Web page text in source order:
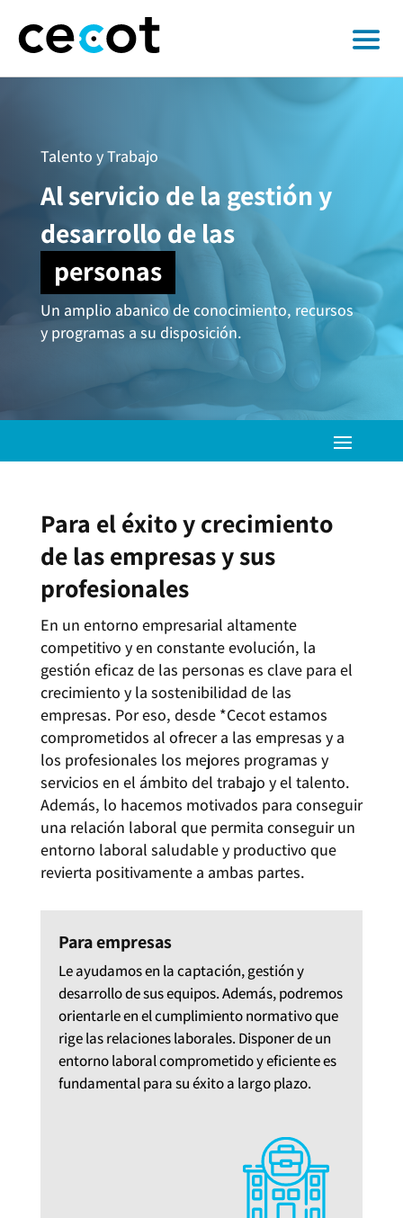
Talento y Trabajo
Al servicio de la gestión y
desarrollo de las
personas
Un amplio abanico de conocimiento, recursos
y programas a su disposición.
Para el éxito y crecimiento
de las empresas y sus
profesionales
En un entorno empresarial altamente
competitivo y en constante evolución, la
gestión eficaz de las personas es clave para el
crecimiento y la sostenibilidad de las
empresas. Por eso, desde *Cecot estamos
comprometidos al ofrecer a las empresas y a
los profesionales los mejores programas y
servicios en el ámbito del trabajo y el talento.
Además, lo hacemos motivados para conseguir
una relación laboral que permita conseguir un
entorno laboral saludable y productivo que
revierta positivamente a ambas partes.
Para empresas
Le ayudamos en la captación, gestión y
desarrollo de sus equipos. Además, podremos
orientarle en el cumplimiento normativo que
rige las relaciones laborales. Disponer de un
entorno laboral comprometido y eficiente es
fundamental para su éxito a largo plazo.